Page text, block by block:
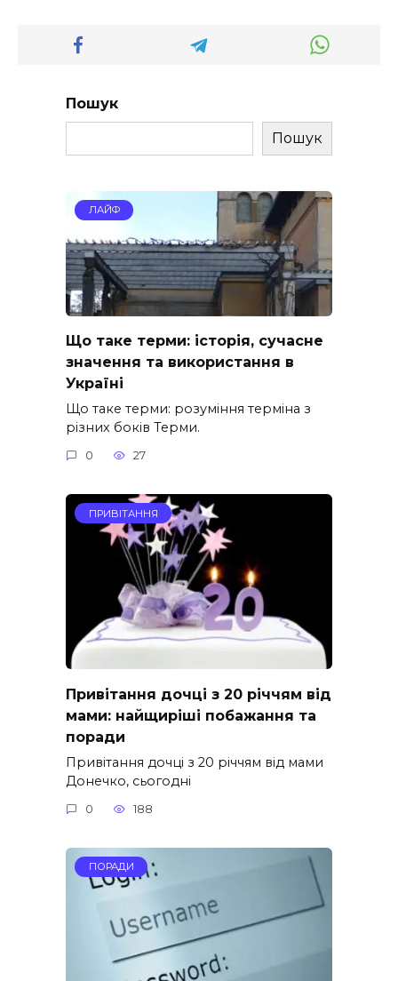
Пошук
Пошук
ЛАЙФ
Що таке терми: історія, сучасне
значення та використання в
Україні
Що таке терми: розуміння терміна з
різних боків Терми.
0 27
ПРИВІТАННЯ
Привітання дочці з 20 річчям від
мами: найщиріші побажання та
поради
Привітання дочці з 20 річчям від мами
Донечко, сьогодні
0 188
ПОРАДИ